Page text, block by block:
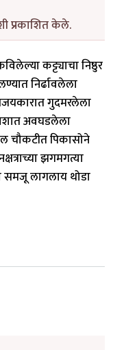
प्रकाशित केले.
कट्ट्याचा निष्ठुर
निर्ढावलेला
गुदमरलेला
अवघडलेला
चौकटीत पिकासोने
झगमगत्या
समजू लागलाय थोडा